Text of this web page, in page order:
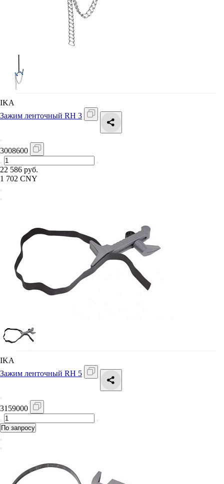
IKA
Зажим ленточный RH 3
3008600
22 586 руб.
1 702 CNY
IKA
Зажим ленточный RH 5
3159000
По запросу